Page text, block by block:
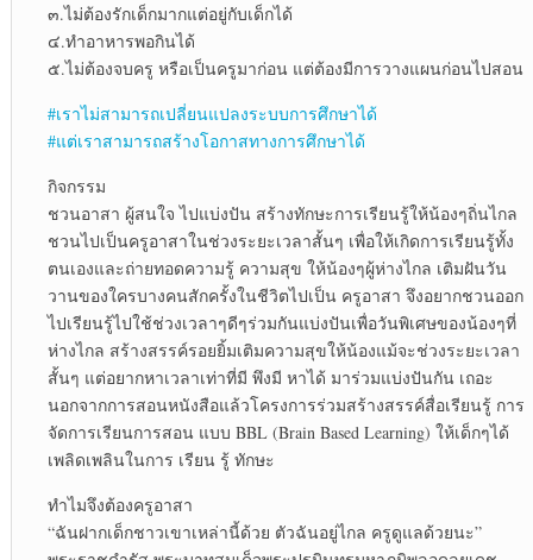
๓.ไม่ต้องรักเด็กมากแต่อยู่กับเด็กได้
๔.ทำอาหารพอกินได้
๕.ไม่ต้องจบครู หรือเป็นครูมาก่อน แต่ต้องมีการวางแผนก่อนไปสอน
#เราไม่สามารถเปลี่ยนแปลงระบบการศึกษาได้
#แต่เราสามารถสร้างโอกาสทางการศึกษาได้
กิจกรรม
ชวนอาสา ผู้สนใจ ไปแบ่งปัน สร้างทักษะการเรียนรู้ให้น้องๆถิ่นไกล
ชวนไปเป็นครูอาสาในช่วงระยะเวลาสั้นๆ เพื่อให้เกิดการเรียนรู้ทั้ง
ตนเองและถ่ายทอดความรู้ ความสุข ให้น้องๆผู้ห่างไกล เติมฝันวัน
วานของใครบางคนสักครั้งในชีวิตไปเป็น ครูอาสา จึงอยากชวนออก
ไปเรียนรู้ไปใช้ช่วงเวลาๆดีๆร่วมกันแบ่งปันเพื่อวันพิเศษของน้องๆที่
ห่างไกล สร้างสรรค์รอยยิ้มเติมความสุขให้น้องแม้จะช่วงระยะเวลา
สั้นๆ แต่อยากหาเวลาเท่าที่มี พึงมี หาได้ มาร่วมแบ่งปันกัน เถอะ
นอกจากการสอนหนังสือแล้วโครงการร่วมสร้างสรรค์สื่อเรียนรู้ การ
จัดการเรียนการสอน แบบ BBL (Brain Based Learning) ให้เด็กๆได้
เพลิดเพลินในการ เรียน รู้ ทักษะ
ทำไมจึงต้องครูอาสา
“ฉันฝากเด็กชาวเขาเหล่านี้ด้วย ตัวฉันอยู่ไกล ครูดูแลด้วยนะ”